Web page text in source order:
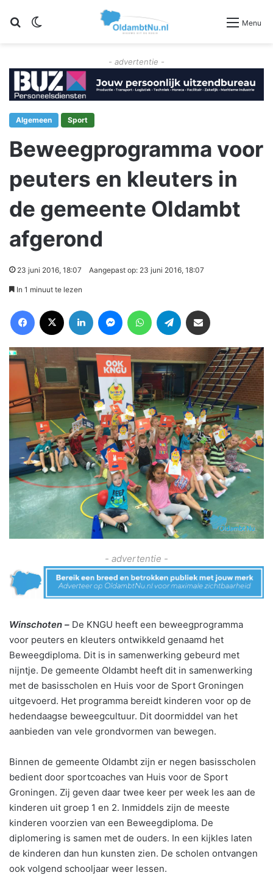
Zoeken Menu
- advertentie -
Algemeen Sport
Beweegprogramma voor
peuters en kleuters in
de gemeente Oldambt
afgerond
23 juni 2016, 18:07 Aangepast op: 23 juni 2016, 18:07
In 1 minuut te lezen
- advertentie -
Winschoten – De KNGU heeft een beweegprogramma
voor peuters en kleuters ontwikkeld genaamd het
Beweegdiploma. Dit is in samenwerking gebeurd met
nijntje. De gemeente Oldambt heeft dit in samenwerking
met de basisscholen en Huis voor de Sport Groningen
uitgevoerd. Het programma bereidt kinderen voor op de
hedendaagse beweegcultuur. Dit doormiddel van het
aanbieden van vele grondvormen van bewegen.
Binnen de gemeente Oldambt zijn er negen basisscholen
bedient door sportcoaches van Huis voor de Sport
Groningen. Zij geven daar twee keer per week les aan de
kinderen uit groep 1 en 2. Inmiddels zijn de meeste
kinderen voorzien van een Beweegdiploma. De
diplomering is samen met de ouders. In een kijkles laten
de kinderen dan hun kunsten zien. De scholen ontvangen
ook volgend schooljaar weer lessen.